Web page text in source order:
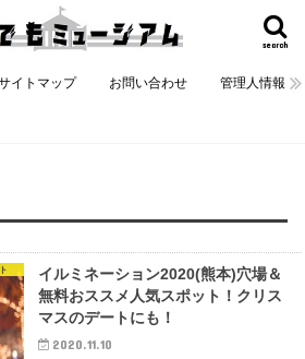
search
イトマップ お問い合わせ 管理人情報
イルミネーション2020(熊本)穴場＆
無料おススメ人気スポット！クリス
マスのデートにも！
2020.11.10